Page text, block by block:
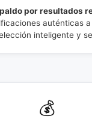
por resultados
auténticas
inteligente y
💰